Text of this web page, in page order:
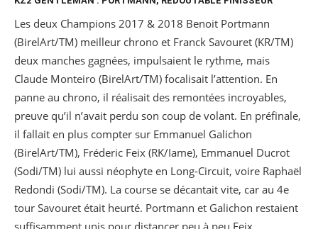
Les deux Champions 2017 & 2018 Benoit Portmann
(BirelArt/TM) meilleur chrono et Franck Savouret (KR/TM)
deux manches gagnées, impulsaient le rythme, mais
Claude Monteiro (BirelArt/TM) focalisait l’attention. En
panne au chrono, il réalisait des remontées incroyables,
preuve qu’il n’avait perdu son coup de volant. En préfinale,
il fallait en plus compter sur Emmanuel Galichon
(BirelArt/TM), Fréderic Feix (RK/Iame), Emmanuel Ducrot
(Sodi/TM) lui aussi néophyte en Long-Circuit, voire Raphaël
Redondi (Sodi/TM). La course se décantait vite, car au 4e
tour Savouret était heurté. Portmann et Galichon restaient